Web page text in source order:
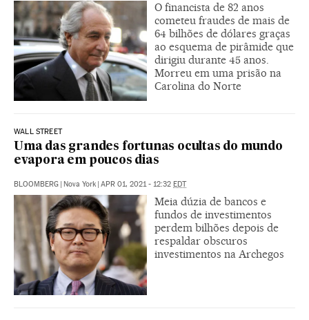
O financista de 82 anos
cometeu fraudes de mais de
64 bilhões de dólares graças
ao esquema de pirâmide que
dirigiu durante 45 anos.
Morreu em uma prisão na
Carolina do Norte
WALL STREET
Uma das grandes fortunas ocultas do mundo
evapora em poucos dias
BLOOMBERG Nova York APR 01, 2021 - 12:32 EDT
Meia dúzia de bancos e
fundos de investimentos
perdem bilhões depois de
respaldar obscuros
investimentos na Archegos